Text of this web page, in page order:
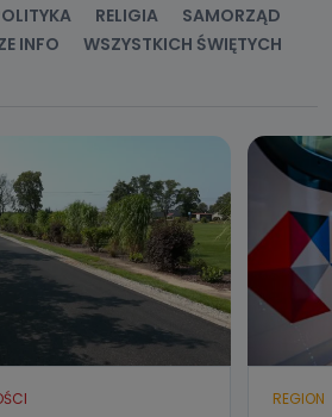
RELIGIA
SAMORZĄD
INFO
WSZYSTKICH ŚWIĘTYCH
REGION